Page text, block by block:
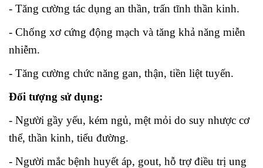
- Tăng cường tác dụng an thần, trấn tĩnh thần kinh.
- Chống xơ cứng động mạch và tăng khả năng miễn
nhiễm.
- Tăng cường chức năng gan, thận, tiền liệt tuyến.
Đối tượng sử dụng:
- Người gầy yếu, kém ngủ, mệt mỏi do suy nhược cơ
thể, thần kinh, tiểu đường.
- Người mắc bệnh huyết áp, gout, hỗ trợ điều trị ung